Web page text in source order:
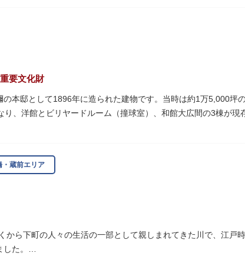
要文化財
本邸として1896年に造られた建物です。当時は約1万5,000坪
、洋館とビリヤードルーム（撞球室）、和館大広間の3棟が現
よって設計された西洋木造建築の洋館で、館内の随所に見事
（ビリヤード場）で、洋館から地下道でつながっています。通
・蔵前エリア
から下町の人々の生活の一部として親しまれてきた川で、江戸
た。